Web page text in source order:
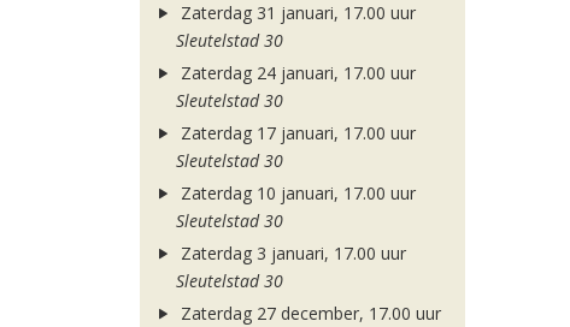
Zaterdag 31 januari, 17.00 uur
Sleutelstad 30
Zaterdag 24 januari, 17.00 uur
Sleutelstad 30
Zaterdag 17 januari, 17.00 uur
Sleutelstad 30
Zaterdag 10 januari, 17.00 uur
Sleutelstad 30
Zaterdag 3 januari, 17.00 uur
Sleutelstad 30
Zaterdag 27 december, 17.00 uur